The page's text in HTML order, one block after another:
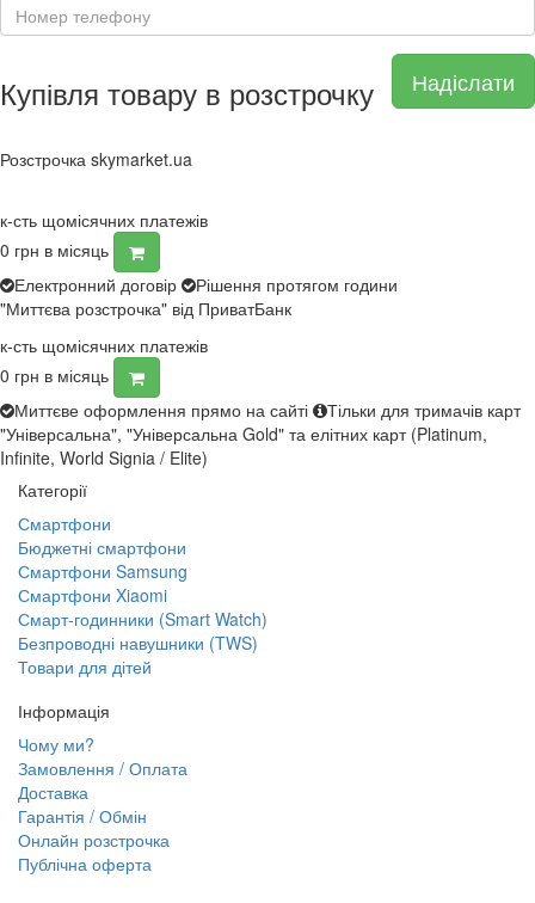
Надіслати
Купівля товару в розстрочку
Розстрочка skymarket.ua
к-сть щомісячних платежів
0 грн в місяць
Електронний договір
Рішення протягом години
"Миттєва розстрочка" від ПриватБанк
к-сть щомісячних платежів
0 грн в місяць
Миттєве оформлення прямо на сайті
Тільки для тримачів карт
"Універсальна", "Універсальна Gold" та елітних карт (Platinum,
Infinite, World Signia / Elite)
Категорії
Смартфони
Бюджетні смартфони
Смартфони Samsung
Смартфони Xiaomi
Смарт-годинники (Smart Watch)
Безпроводні навушники (TWS)
Товари для дітей
Інформація
Чому ми?
Замовлення / Оплата
Доставка
Гарантія / Обмін
Онлайн розстрочка
Публічна оферта